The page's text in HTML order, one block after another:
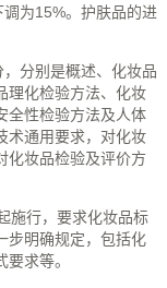
为15%。护肤品的进
分别是概述、化妆品
理化检验方法、化妆
全性检验方法及人体
术通用要求，对化妆
化妆品检验及评价方
施行，要求化妆品标
步明确规定，包括化
求等。